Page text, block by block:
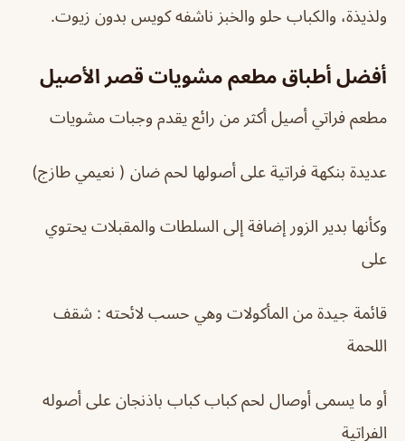
ولذيذة، والكباب حلو والخبز ناشفه كويس بدون زيوت.
أفضل أطباق مطعم مشويات قصر الأصيل
مطعم فراتي أصيل أكثر من رائع يقدم وجبات مشويات
عديدة بنكهة فراتية على أصولها لحم ضان ( نعيمي طازج)
وكأنها بدير الزور إضافة إلى السلطات والمقبلات يحتوي
على
قائمة جيدة من المأكولات وهي حسب لائحته : شقف
اللحمة
أو ما يسمى أوصال لحم كباب كباب باذنجان على أصوله
الفراتية